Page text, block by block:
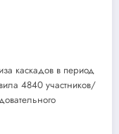
каскадов в период
4840 участников/